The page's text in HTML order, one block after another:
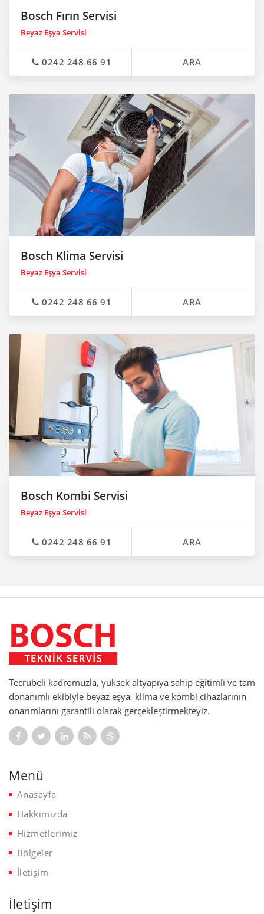
Bosch Fırın Servisi
Beyaz Eşya Servisi
0242 248 66 91 ARA
Bosch Klima Servisi
Beyaz Eşya Servisi
0242 248 66 91 ARA
Bosch Kombi Servisi
Beyaz Eşya Servisi
0242 248 66 91 ARA
Tecrübeli kadromuzla, yüksek altyapıya sahip eğitimli ve tam
donanımlı ekibiyle beyaz eşya, klima ve kombi cihazlarının
onarımlarını garantili olarak gerçekleştirmekteyiz.
Menü
Anasayfa
Hakkımızda
Hizmetlerimiz
Bölgeler
İletişim
İletişim